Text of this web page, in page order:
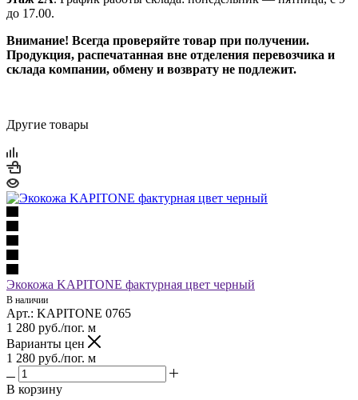
до 17.00.
Внимание! Всегда проверяйте товар при получении.
Продукция, распечатанная вне отделения перевозчика и
склада компании, обмену и возврату не подлежит.
Другие товары
Экокожа KAPITONE фактурная цвет черный
В наличии
Арт.: KAPITONE 0765
1 280 руб./пог. м
Варианты цен
1 280 руб./пог. м
В корзину